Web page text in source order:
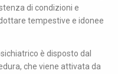
di condizioni e
tempestive e idonee
è disposto dal
che viene attivata da